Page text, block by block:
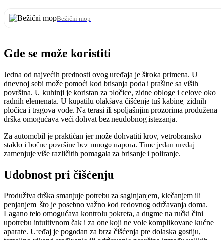
Bežični mop
Gde se može koristiti
Jedna od najvećih prednosti ovog uređaja je široka primena. U
dnevnoj sobi može pomoći kod brisanja poda i prašine sa viših
površina. U kuhinji je koristan za pločice, zidne obloge i delove oko
radnih elemenata. U kupatilu olakšava čišćenje tuš kabine, zidnih
pločica i tragova vode. Na terasi ili spoljašnjim prozorima produžena
drška omogućava veći dohvat bez neudobnog istezanja.
Za automobil je praktičan jer može dohvatiti krov, vetrobransko
staklo i bočne površine bez mnogo napora. Time jedan uređaj
zamenjuje više različitih pomagala za brisanje i poliranje.
Udobnost pri čišćenju
Produživa drška smanjuje potrebu za saginjanjem, klečanjem ili
penjanjem, što je posebno važno kod redovnog održavanja doma.
Lagano telo omogućava kontrolu pokreta, a dugme na ručki čini
upotrebu intuitivnom čak i za one koji ne vole komplikovane kućne
aparate. Uređaj je pogodan za brza čišćenja pre dolaska gostiju,